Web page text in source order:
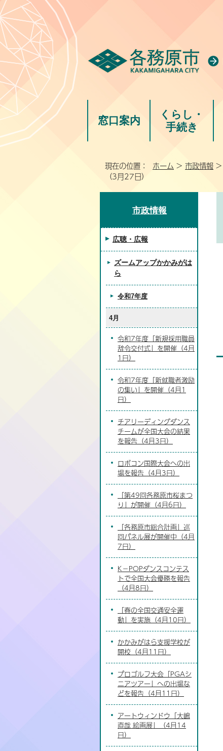
窓口案内
くらし・
手続き
現在の位置： ホーム > 市政情報 >
（3月27日）
市政情報
広聴・広報
ズームアップかかみがは
ら
令和7年度
4月
令和7年度「新規採用職員
辞令交付式」を開催（4月
1日）
令和7年度「新就職者激励
の集い」を開催（4月1
日）
チアリーディングダンス
チームが全国大会の結果
を報告（4月3日）
ロボコン国際大会への出
場を報告（4月3日）
「第49回各務原市桜まつ
り」が開催（4月6日）
「各務原市総合計画」巡
回パネル展が開催中（4月
7日）
K－POPダンスコンテス
トで全国大会優勝を報告
（4月8日）
「春の全国交通安全運
動」を実施（4月10日）
かかみがはら支援学校が
開校（4月11日）
プロゴルフ大会「PGAシ
ニアツアー」への出場な
どを報告（4月11日）
アートウィンドウ「大嶋
直哉 絵画展」（4月14
日）